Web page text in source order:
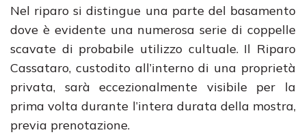
Nel riparo si distingue una parte del basamento
dove è evidente una numerosa serie di coppelle
scavate di probabile utilizzo cultuale. Il Riparo
Cassataro, custodito all’interno di una proprietà
privata, sarà eccezionalmente visibile per la
prima volta durante l’intera durata della mostra,
previa prenotazione.